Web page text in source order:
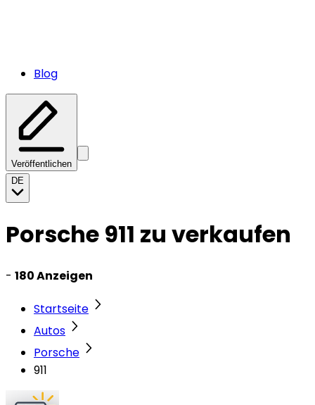
Blog
Veröffentlichen
DE
Porsche 911 zu verkaufen
- 180 Anzeigen
Startseite
Autos
Porsche
911